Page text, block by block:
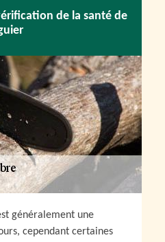
de la santé de
généralement une
cependant certaines